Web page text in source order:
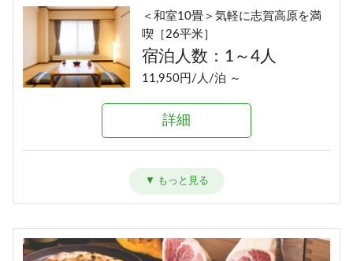
＜和室10畳＞気軽に志賀高原を満
喫［26平米］
宿泊人数：1～4人
11,950円/人/泊 ～
詳細